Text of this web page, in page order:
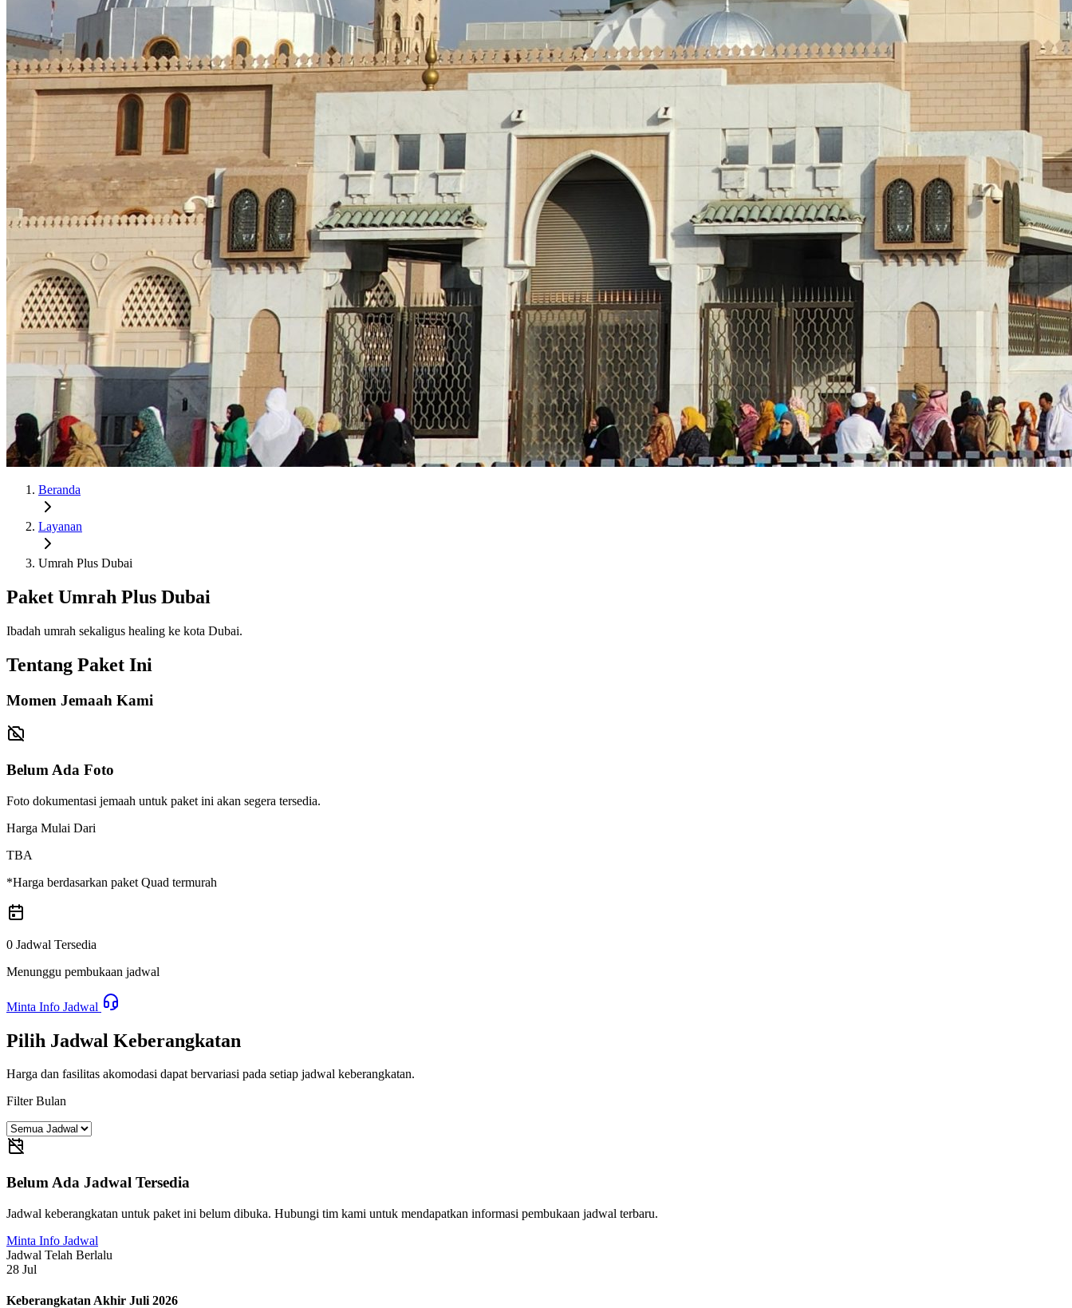
Beranda
Layanan
Umrah Plus Dubai
Paket Umrah Plus Dubai
Ibadah umrah sekaligus healing ke kota Dubai.
Tentang Paket Ini
Momen Jemaah Kami
Belum Ada Foto
Foto dokumentasi jemaah untuk paket ini akan segera tersedia.
Harga Mulai Dari
TBA
*Harga berdasarkan paket Quad termurah
0 Jadwal Tersedia
Menunggu pembukaan jadwal
Minta Info Jadwal
Pilih Jadwal Keberangkatan
Harga dan fasilitas akomodasi dapat bervariasi pada setiap jadwal keberangkatan.
Filter Bulan
Belum Ada Jadwal Tersedia
Jadwal keberangkatan untuk paket ini belum dibuka. Hubungi tim kami untuk mendapatkan informasi pembukaan jadwal terbaru.
Minta Info Jadwal
Jadwal Telah Berlalu
28 Jul
Keberangkatan Akhir Juli 2026